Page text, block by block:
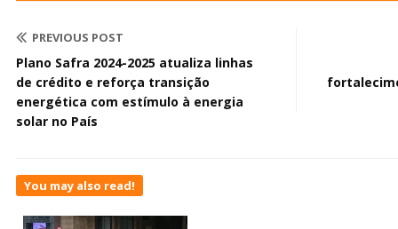
PREVIOUS POST
Plano Safra 2024-2025 atualiza linhas
de crédito e reforça transição
energética com estímulo à energia
solar no País
You may also read!